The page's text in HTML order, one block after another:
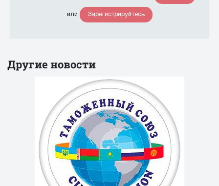
или Зарегистрируйтесь
Другие новости